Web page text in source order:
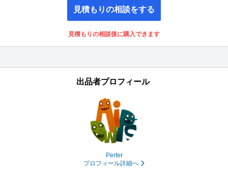
見積もりの相談をする
見積もりの相談後に購入できます
出品者プロフィール
Perter
プロフィール詳細へ